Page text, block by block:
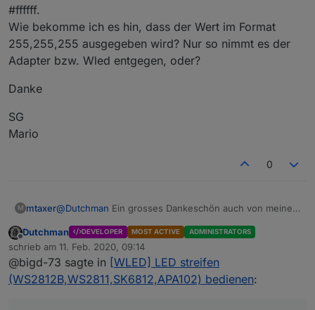
#ffffff.
Wie bekomme ich es hin, dass der Wert im Format
255,255,255 ausgegeben wird? Nur so nimmt es der
Adapter bzw. Wled entgegen, oder?
Danke
SG
Mario
0
M mtaxer@Dutchman Ein grosses Dankeschön auch von meiner
Ich hätte eine Frage bezüglich der Color Picker im Vis.
Diese geben den Farbwert ja in Hex aus, also z.B.
#ffffff.
Wie bekomme ich es hin, dass der Wert im Format
255,255,255 ausgegeben wird? Nur so nimmt es der
Danke
SG
Offline
Dutchman DEVELOPER MOST ACTIVE ADMINISTRATORS
schrieb am 11. Feb. 2020, 09:14
zuletzt editiert von
@bigd-73 sagte in [WLED] LED streifen
(WS2812B,WS2811,SK6812,APA102) bedienen: